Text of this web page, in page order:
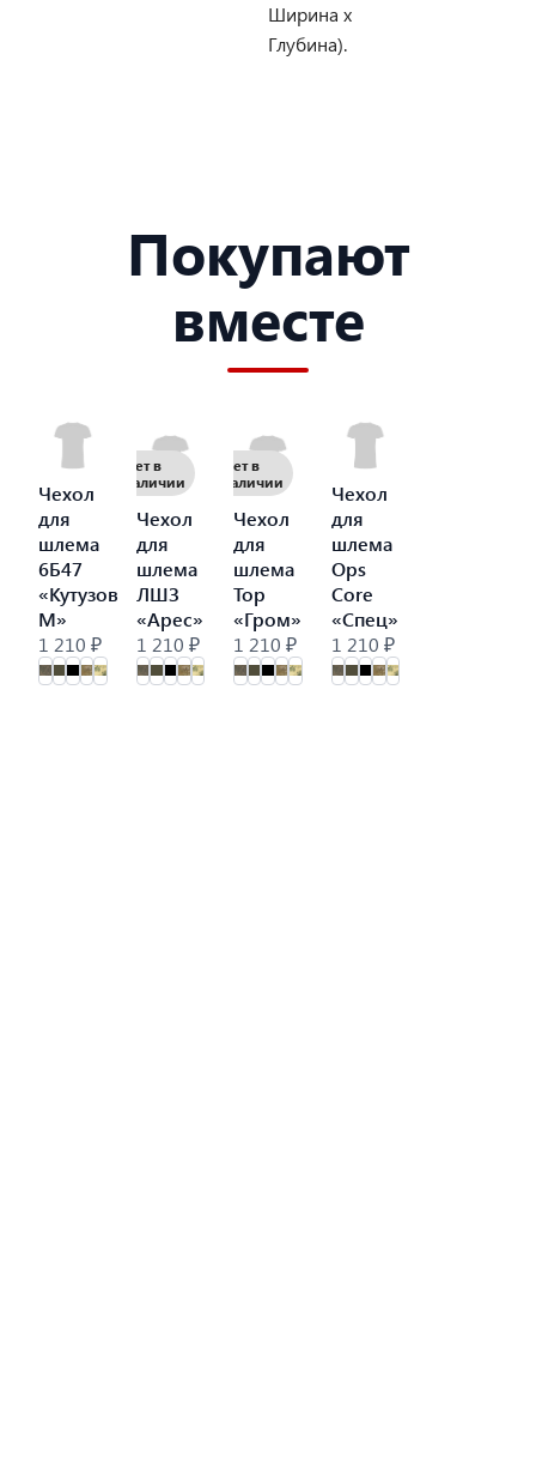
Ширина х
Глубина).
Покупают
вместе
Чехол
для
шлема
6Б47
«Кутузов
М»
1 210 ₽
Нет в
наличии
Чехол
для
шлема
ЛШЗ
«Арес»
1 210 ₽
Нет в
наличии
Чехол
для
шлема
Тор
«Гром»
1 210 ₽
Чехол
для
шлема
Ops
Core
«Спец»
1 210 ₽